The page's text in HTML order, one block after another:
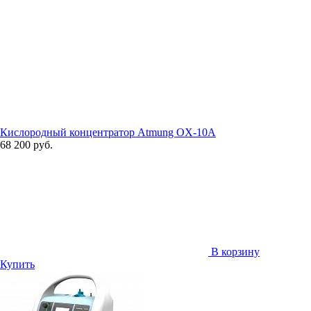
Кислородный концентратор Atmung OX-10A
68 200 руб.
В корзину
Купить